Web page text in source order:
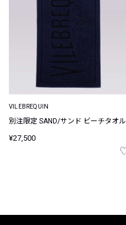
VILEBREQUIN
別注限定 SAND/サンド ビーチタオル
¥27,500